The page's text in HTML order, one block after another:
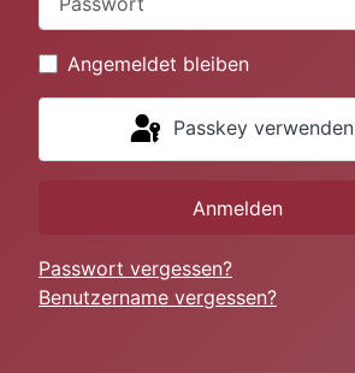
Angemeldet bleiben
Passkey verwenden
Anmelden
Passwort vergessen?
Benutzername vergessen?